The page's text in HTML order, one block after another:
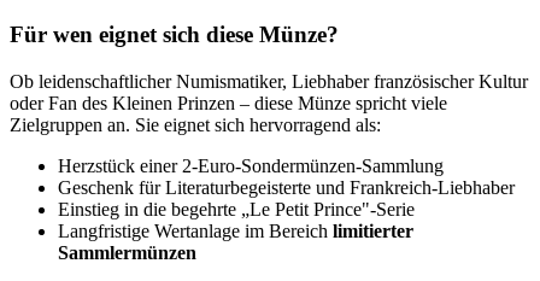
Für wen eignet sich diese Münze?
Ob leidenschaftlicher Numismatiker, Liebhaber französischer Kultur
oder Fan des Kleinen Prinzen – diese Münze spricht viele
Zielgruppen an. Sie eignet sich hervorragend als:
Herzstück einer 2-Euro-Sondermünzen-Sammlung
Geschenk für Literaturbegeisterte und Frankreich-Liebhaber
Einstieg in die begehrte „Le Petit Prince"-Serie
Langfristige Wertanlage im Bereich limitierter
Sammlermünzen